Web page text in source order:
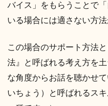
バイス」をもらうことで
いる場合には適さない方法
この場合のサポート方法
法』と呼ばれる考え方を
な角度からお話を聴かせ
いちょう）と呼ばれるス